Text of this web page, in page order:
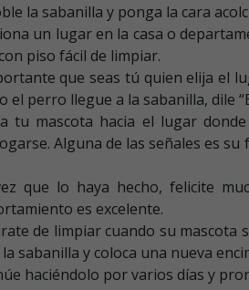
la sabanilla y ponga la cara
un lugar en la casa o
piso fácil de limpiar.
que seas tú quien elija el
el perro llegue a la sabanilla, dile
tu mascota hacia el lugar
Alguna de las señales es
que lo haya hecho, felicite
es excelente.
de limpiar cuando su mascota
sabanilla y coloca una nueva
haciéndolo por varios días y